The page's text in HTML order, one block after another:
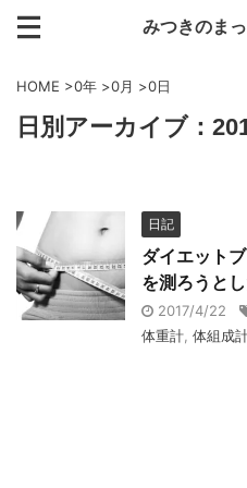
みつきのま
HOME >0年 >0月 >0日
日別アーカイブ：
日記
ダイエット
を測ろうと
2017/4/22
体重計 体組成